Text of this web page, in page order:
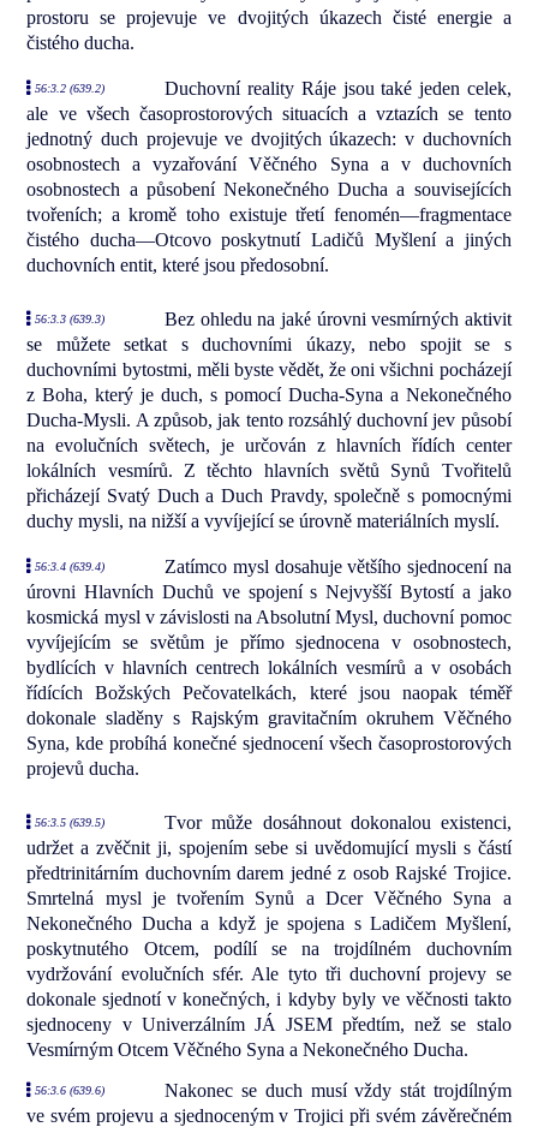
prostoru se projevuje ve dvojitých úkazech čisté energie a
čistého ducha.
56:3.2 (639.2)
Duchovní reality Ráje jsou také jeden celek,
ale ve všech časoprostorových situacích a vztazích se tento
jednotný duch projevuje ve dvojitých úkazech: v duchovních
osobnostech a vyzařování Věčného Syna a v duchovních
osobnostech a působení Nekonečného Ducha a souvisejících
tvořeních; a kromě toho existuje třetí fenomén—fragmentace
čistého ducha—Otcovo poskytnutí Ladičů Myšlení a jiných
duchovních entit, které jsou předosobní.
56:3.3 (639.3)
Bez ohledu na jaké úrovni vesmírných aktivit
se můžete setkat s duchovními úkazy, nebo spojit se s
duchovními bytostmi, měli byste vědět, že oni všichni pocházejí
z Boha, který je duch, s pomocí Ducha-Syna a Nekonečného
Ducha-Mysli. A způsob, jak tento rozsáhlý duchovní jev působí
na evolučních světech, je určován z hlavních řídích center
lokálních vesmírů. Z těchto hlavních světů Synů Tvořitelů
přicházejí Svatý Duch a Duch Pravdy, společně s pomocnými
duchy mysli, na nižší a vyvíjející se úrovně materiálních myslí.
56:3.4 (639.4)
Zatímco mysl dosahuje většího sjednocení na
úrovni Hlavních Duchů ve spojení s Nejvyšší Bytostí a jako
kosmická mysl v závislosti na Absolutní Mysl, duchovní pomoc
vyvíjejícím se světům je přímo sjednocena v osobnostech,
bydlících v hlavních centrech lokálních vesmírů a v osobách
řídících Božských Pečovatelkách, které jsou naopak téměř
dokonale sladěny s Rajským gravitačním okruhem Věčného
Syna, kde probíhá konečné sjednocení všech časoprostorových
projevů ducha.
56:3.5 (639.5)
Tvor může dosáhnout dokonalou existenci,
udržet a zvěčnit ji, spojením sebe si uvědomující mysli s částí
předtrinitárním duchovním darem jedné z osob Rajské Trojice.
Smrtelná mysl je tvořením Synů a Dcer Věčného Syna a
Nekonečného Ducha a když je spojena s Ladičem Myšlení,
poskytnutého Otcem, podílí se na trojdílném duchovním
vydržování evolučních sfér. Ale tyto tři duchovní projevy se
dokonale sjednotí v konečných, i kdyby byly ve věčnosti takto
sjednoceny v Univerzálním JÁ JSEM předtím, než se stalo
Vesmírným Otcem Věčného Syna a Nekonečného Ducha.
56:3.6 (639.6)
Nakonec se duch musí vždy stát trojdílným
ve svém projevu a sjednoceným v Trojici při svém závěrečném